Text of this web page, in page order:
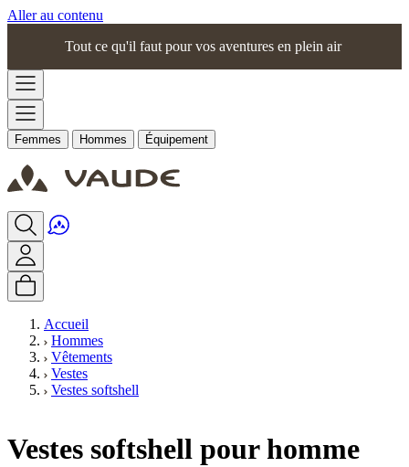
Aller au contenu
Tout ce qu'il faut pour vos aventures en plein air
Femmes Hommes Équipement
Accueil
Hommes
Vêtements
Vestes
Vestes softshell
Vestes softshell pour homme